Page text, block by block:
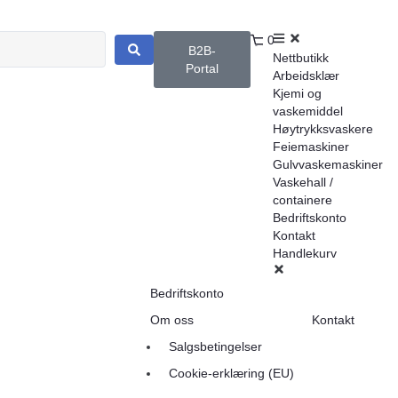
B2B-
Portal
0
Nettbutikk
Arbeidsklær
Kjemi og
vaskemiddel
Høytrykksvaskere
Feiemaskiner
Gulvvaskemaskiner
Vaskehall /
containere
Bedriftskonto
Kontakt
Handlekurv
Bedriftskonto
Om oss
Salgsbetingelser
Cookie-erklæring (EU)
Kontakt